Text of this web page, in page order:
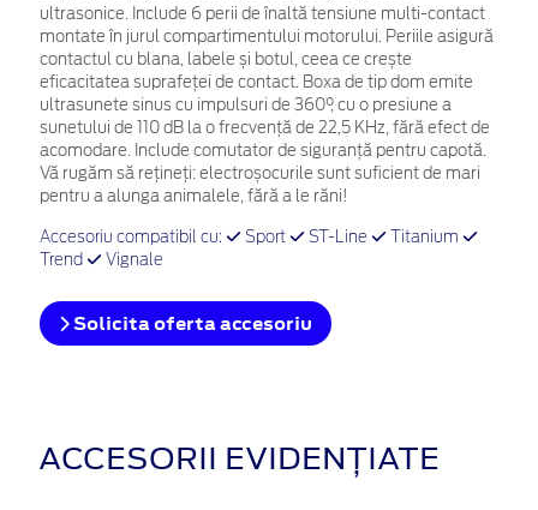
ultrasonice. Include 6 perii de înaltă tensiune multi-contact
montate în jurul compartimentului motorului. Periile asigură
contactul cu blana, labele și botul, ceea ce crește
eficacitatea suprafeței de contact. Boxa de tip dom emite
ultrasunete sinus cu impulsuri de 360°, cu o presiune a
sunetului de 110 dB la o frecvență de 22,5 KHz, fără efect de
acomodare. Include comutator de siguranță pentru capotă.
Vă rugăm să rețineți: electroșocurile sunt suficient de mari
pentru a alunga animalele, fără a le răni!
Accesoriu compatibil cu: Sport ST-Line
Titanium
Trend
Vignale
Solicita oferta accesoriu
ACCESORII EVIDENȚIATE